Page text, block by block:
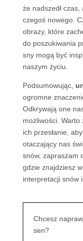
że nadszedł
czegoś nowego.
obrazy, które
do poszukiwania
sny mogą być
naszym życiu.
Podsumowując,
ogromne
Odkrywają one
możliwości.
ich przesłanie,
otaczający nas
snów, zapraszam
gdzie znajdziesz
interpretacji snów
Chcesz
sen?